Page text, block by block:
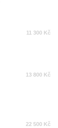
11 300 Kč
13 800 Kč
22 500 Kč